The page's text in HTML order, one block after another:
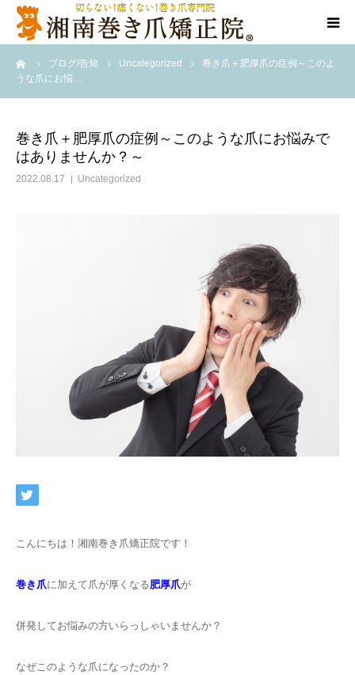
ブログ/告知 Uncategorized
巻き爪＋肥厚爪の症例～このよ
うな爪にお悩…
巻き爪＋肥厚爪の症例～このような爪にお悩みで
はありませんか？～
2022.08.17 Uncategorized
こんにちは！湘南巻き爪矯正院です！
巻き爪に加えて爪が厚くなる肥厚爪が
併発してお悩みの方いらっしゃいませんか？
なぜこのような爪になったのか？
当院について
料金/メニュー
ネット予約